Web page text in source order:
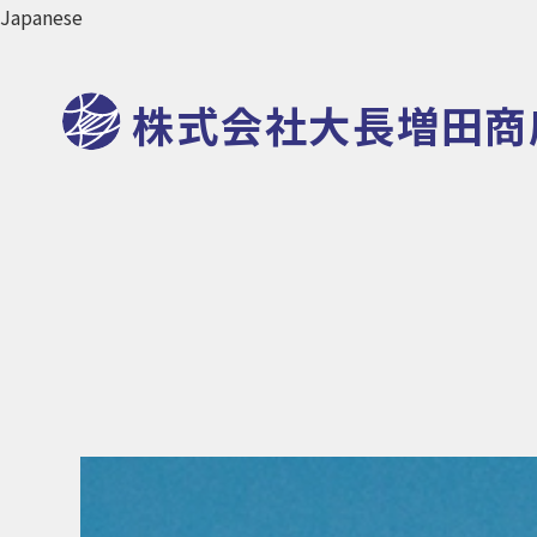
株式会社大長増田